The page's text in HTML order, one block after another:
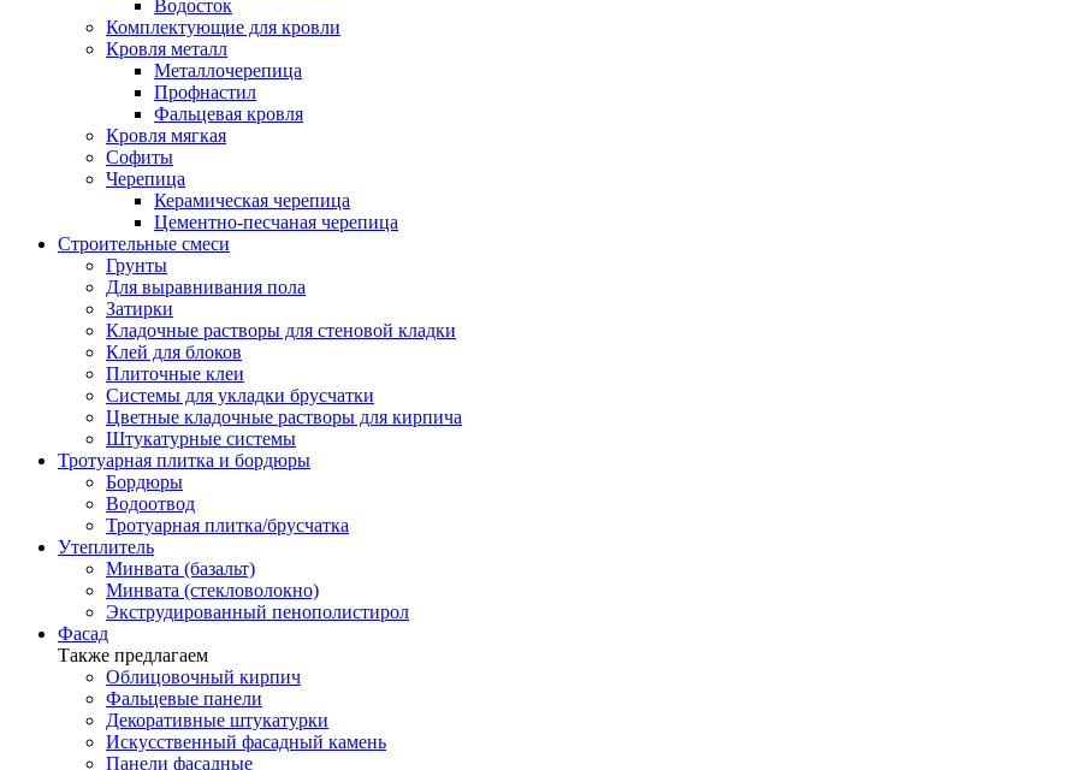
Водосток
Комплектующие для кровли
Кровля металл
Металлочерепица
Профнастил
Фальцевая кровля
Кровля мягкая
Софиты
Черепица
Керамическая черепица
Цементно-песчаная черепица
Строительные смеси
Грунты
Для выравнивания пола
Затирки
Кладочные растворы для стеновой кладки
Клей для блоков
Плиточные клеи
Системы для укладки брусчатки
Цветные кладочные растворы для кирпича
Штукатурные системы
Тротуарная плитка и бордюры
Бордюры
Водоотвод
Тротуарная плитка/брусчатка
Утеплитель
Минвата (базальт)
Минвата (стекловолокно)
Экструдированный пенополистирол
Фасад
Также предлагаем
Облицовочный кирпич
Фальцевые панели
Декоративные штукатурки
Искусственный фасадный камень
Панели фасадные